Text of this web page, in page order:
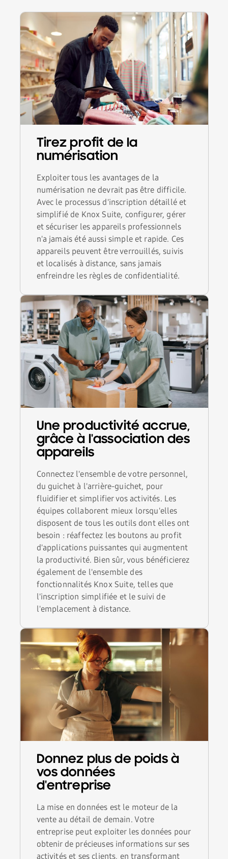
Tirez profit de la
numérisation
Exploiter tous les avantages de la
numérisation ne devrait pas être difficile.
Avec le processus d'inscription détaillé et
simplifié de Knox Suite, configurer, gérer
et sécuriser les appareils professionnels
n'a jamais été aussi simple et rapide. Ces
appareils peuvent être verrouillés, suivis
et localisés à distance, sans jamais
enfreindre les règles de confidentialité.
Une productivité accrue,
grâce à l'association des
appareils
Connectez l'ensemble de votre personnel,
du guichet à l'arrière-guichet, pour
fluidifier et simplifier vos activités. Les
équipes collaborent mieux lorsqu'elles
disposent de tous les outils dont elles ont
besoin : réaffectez les boutons au profit
d'applications puissantes qui augmentent
la productivité. Bien sûr, vous bénéficierez
également de l'ensemble des
fonctionnalités Knox Suite, telles que
l'inscription simplifiée et le suivi de
l'emplacement à distance.
Donnez plus de poids à
vos données
d'entreprise
La mise en données est le moteur de la
vente au détail de demain. Votre
entreprise peut exploiter les données pour
obtenir de précieuses informations sur ses
activités et ses clients, en transformant